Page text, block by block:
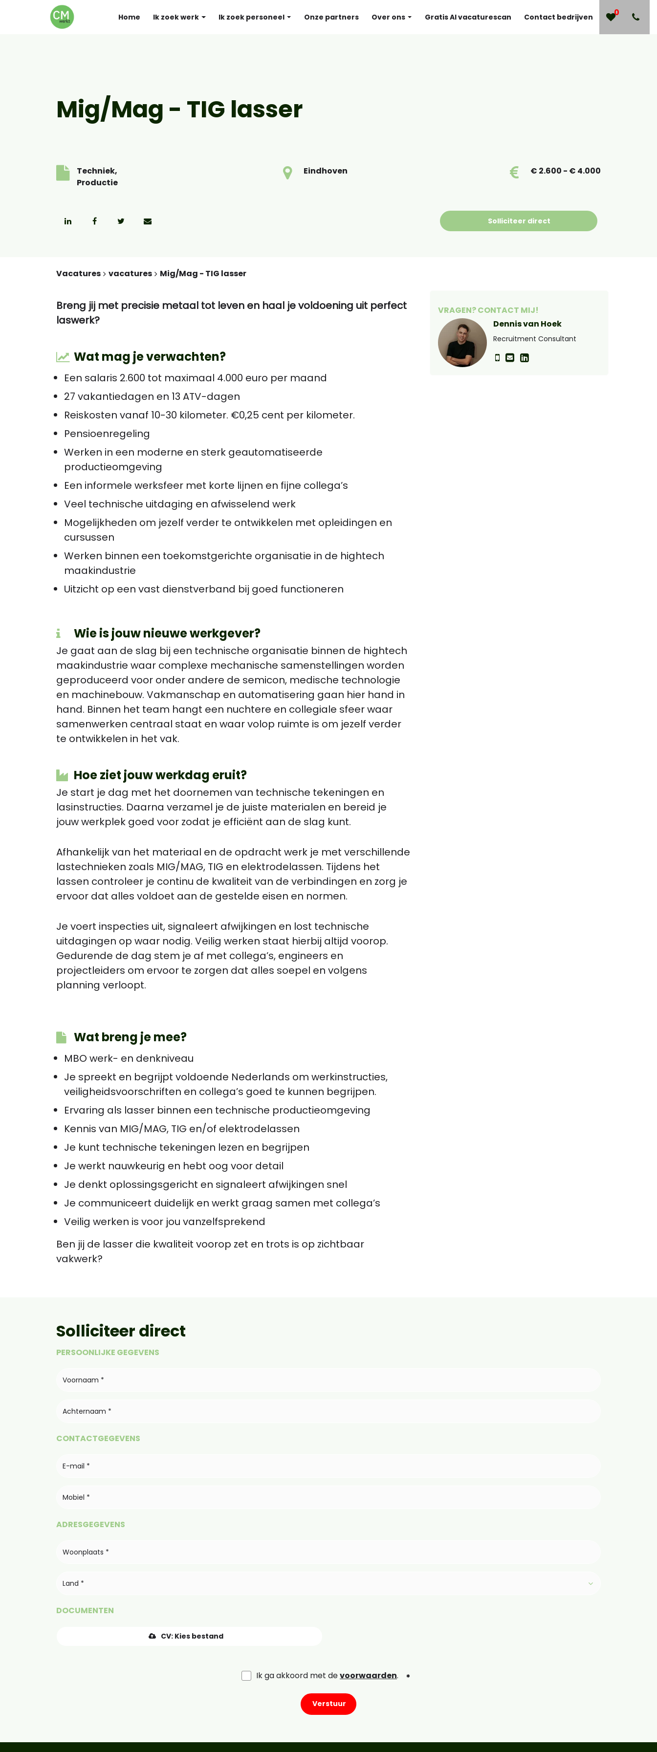
Home Ik zoek werk Ik zoek personeel Onze partners Over ons Gratis AI vacaturescan Contact bedrijven 0
Mig/Mag - TIG lasser
Techniek,
Productie
Eindhoven € 2.600 - € 4.000
Solliciteer direct
Vacatures vacatures Mig/Mag - TIG lasser
Breng jij met precisie metaal tot leven en haal je voldoening uit perfect
laswerk?
Wat mag je verwachten?
Een salaris 2.600 tot maximaal 4.000 euro per maand
27 vakantiedagen en 13 ATV-dagen
Reiskosten vanaf 10-30 kilometer. €0,25 cent per kilometer.
Pensioenregeling
Werken in een moderne en sterk geautomatiseerde
productieomgeving
Een informele werksfeer met korte lijnen en fijne collega’s
Veel technische uitdaging en afwisselend werk
Mogelijkheden om jezelf verder te ontwikkelen met opleidingen en
cursussen
Werken binnen een toekomstgerichte organisatie in de hightech
maakindustrie
Uitzicht op een vast dienstverband bij goed functioneren
Wie is jouw nieuwe werkgever?
Je gaat aan de slag bij een technische organisatie binnen de hightech
maakindustrie waar complexe mechanische samenstellingen worden
geproduceerd voor onder andere de semicon, medische technologie
en machinebouw. Vakmanschap en automatisering gaan hier hand in
hand. Binnen het team hangt een nuchtere en collegiale sfeer waar
samenwerken centraal staat en waar volop ruimte is om jezelf verder
te ontwikkelen in het vak.
Hoe ziet jouw werkdag eruit?
Je start je dag met het doornemen van technische tekeningen en
lasinstructies. Daarna verzamel je de juiste materialen en bereid je
jouw werkplek goed voor zodat je efficiënt aan de slag kunt.
Afhankelijk van het materiaal en de opdracht werk je met verschillende
lastechnieken zoals MIG/MAG, TIG en elektrodelassen. Tijdens het
lassen controleer je continu de kwaliteit van de verbindingen en zorg je
ervoor dat alles voldoet aan de gestelde eisen en normen.
Je voert inspecties uit, signaleert afwijkingen en lost technische
uitdagingen op waar nodig. Veilig werken staat hierbij altijd voorop.
Gedurende de dag stem je af met collega’s, engineers en
projectleiders om ervoor te zorgen dat alles soepel en volgens
planning verloopt.
Wat breng je mee?
MBO werk- en denkniveau
Je spreekt en begrijpt voldoende Nederlands om werkinstructies,
veiligheidsvoorschriften en collega’s goed te kunnen begrijpen.
Ervaring als lasser binnen een technische productieomgeving
Kennis van MIG/MAG, TIG en/of elektrodelassen
Je kunt technische tekeningen lezen en begrijpen
Je werkt nauwkeurig en hebt oog voor detail
Je denkt oplossingsgericht en signaleert afwijkingen snel
Je communiceert duidelijk en werkt graag samen met collega’s
Veilig werken is voor jou vanzelfsprekend
Ben jij de lasser die kwaliteit voorop zet en trots is op zichtbaar
vakwerk?
VRAGEN? CONTACT MIJ!
Dennis van Hoek
Recruitment Consultant
Solliciteer direct
PERSOONLIJKE GEGEVENS
CONTACTGEGEVENS
ADRESGEGEVENS
Land *
DOCUMENTEN
CV: Kies bestand
Ik ga akkoord met devoorwaarden.
Verstuur